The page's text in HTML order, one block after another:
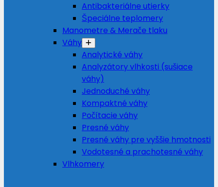
Antibakteriálne utierky
Špeciálne teplomery
Manometre & Merače tlaku
Váhy
Analytické váhy
Analyzátory vlhkosti (sušiace
váhy)
Jednoduché váhy
Kompaktné váhy
Počítacie váhy
Presné váhy
Presné váhy pre vyššie hmotnosti
Vodotesné a prachotesné váhy
Vlhkomery